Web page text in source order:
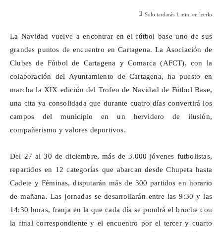
Solo tardarás 1 min. en leerlo
La Navidad vuelve a encontrar en el fútbol base uno de sus
grandes puntos de encuentro en Cartagena. La Asociación de
Clubes de Fútbol de Cartagena y Comarca (AFCT), con la
colaboración del Ayuntamiento de Cartagena, ha puesto en
marcha la XIX edición del Trofeo de Navidad de Fútbol Base,
una cita ya consolidada que durante cuatro días convertirá los
campos del municipio en un hervidero de ilusión,
compañerismo y valores deportivos.
Del 27 al 30 de diciembre, más de 3.000 jóvenes futbolistas,
repartidos en 12 categorías que abarcan desde Chupeta hasta
Cadete y Féminas, disputarán más de 300 partidos en horario
de mañana. Las jornadas se desarrollarán entre las 9:30 y las
14:30 horas, franja en la que cada día se pondrá el broche con
la final correspondiente y el encuentro por el tercer y cuarto